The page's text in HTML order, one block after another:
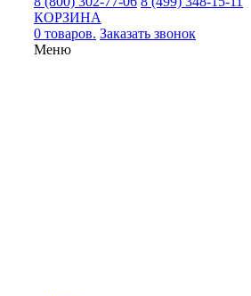
КОРЗИНА
0 товаров. Заказать звонок
Меню